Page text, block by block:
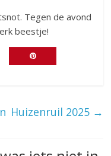
Tegen de avond
beestje!
Huizenruil 2025 →